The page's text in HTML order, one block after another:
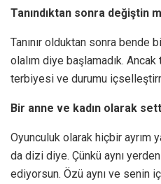
Tanındıktan sonra değiştin
Tanınır olduktan sonra bende
olalım diye başlamadık. Ancak
terbiyesi ve durumu
Bir anne ve kadın olarak
Oyunculuk olarak hiçbir ayrım
da dizi diye. Çünkü aynı
ediyorsun. Özü aynı ve senin